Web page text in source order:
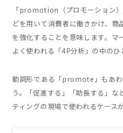
「promotion（プロモーション
どを用いて消費者に働きかけ、
を強化することを意味します。マ
よく使われる「4P分析」の中のひ
動詞形である「promote」もあ
う。「促進する」「助長する」な
ティングの現場で使われるケース